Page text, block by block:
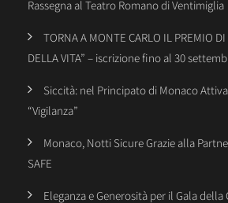
Rassegna al Teatro Romano di Ventimiglia
TORNA A MONTE CARLO IL PREMIO DI
DELLA VITA” – iscrizione fino al 30
Siccità: nel Principato di Monaco
“Vigilanza”
Monaco, Notti Sicure Grazie alla
SAFE
Eleganza e Generosità per il Gala della